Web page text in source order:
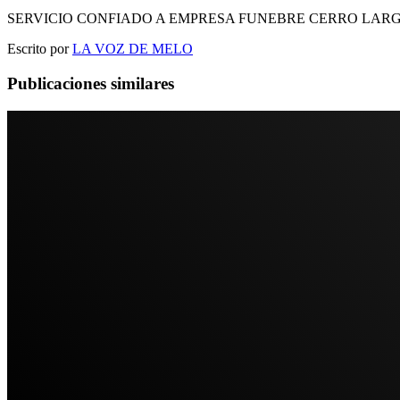
SERVICIO CONFIADO A EMPRESA FUNEBRE CERRO
Escrito porLA VOZ DE MELO
Publicaciones similares